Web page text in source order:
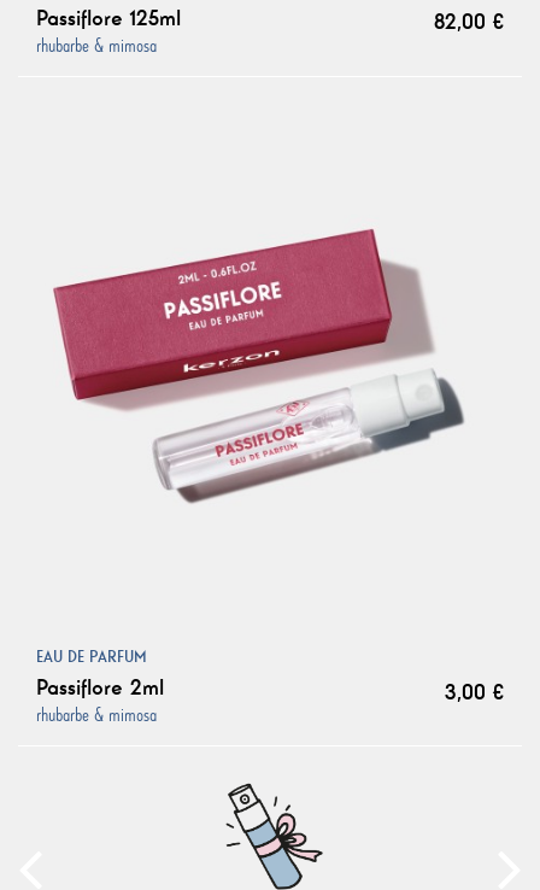
Passiflore 125ml
rhubarbe & mimosa
82,00 €
EAU DE PARFUM
Passiflore 2ml
rhubarbe & mimosa
3,00 €